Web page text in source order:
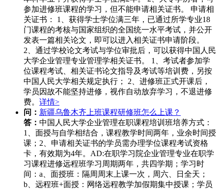
参加进修班课程的学习，但不能申请相关证书。 申请相
关证书： 1、获得学士学位满三年，已通过所学专业18
门课程的考核与国家组织的全国统一水平考试，并公开
发表一篇相关论文，即可以进入相关证书申请阶段。
2、通过学校论文考试与学位审批后，可以获得中国人民
大学企业管理专业管理学相关证书。 1、考试者参加学
位课程考试、相关证书论文指导及考试等培训费，另按
中国人民大学相关规定执行； 2、进修班正式开课后，
学员因故不能坚持进修，视作自动放弃学习，不退进修
费。 详情>
问： 新疆乌鲁木齐上班课程研修班怎么上课？
答： 中国人民大学企业管理在职课程培训班培养方式：
1、面授与自学相结合，课程教学时间两年，业余时间授
课；2、申请相关证书的学员需办理学位课程考试资格
卡，有效期为4年。AD:在职学习院企业管理专业在职学
习课程进修远程班学习周期两年，共四学期；学习时
间：a、面授班：隔周周末上课一次，周六、日全天；
b、远程班+面授：网络远程教学加假期集中授课；学员